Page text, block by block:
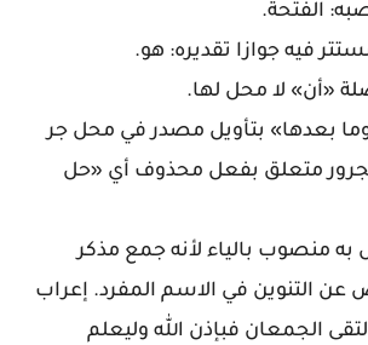
الفتحة.
فيه جوازا تقديره: هو.
«أن» لا محل لها.
بعدها» بتأويل مصدر في محل جر
متعلق بفعل محذوف أي «حل
به منصوب بالياء لأنه جمع مذكر
عن التنوين في الاسم المفرد. إعراب
الجمعان فبإذن الله وليعلم